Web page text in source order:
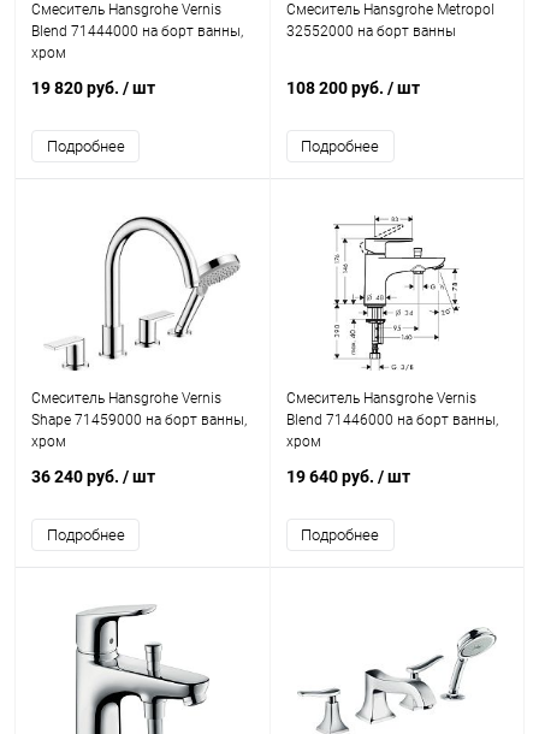
Смеситель Hansgrohe Vernis
Blend 71444000 на борт ванны,
хром
19 820 руб. / шт
Подробнее
Смеситель Hansgrohe Metropol
32552000 на борт ванны
108 200 руб. / шт
Подробнее
Смеситель Hansgrohe Vernis
Shape 71459000 на борт ванны,
хром
36 240 руб. / шт
Подробнее
Смеситель Hansgrohe Vernis
Blend 71446000 на борт ванны,
хром
19 640 руб. / шт
Подробнее